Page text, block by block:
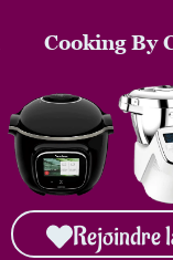
Cooking By
Rejoindre